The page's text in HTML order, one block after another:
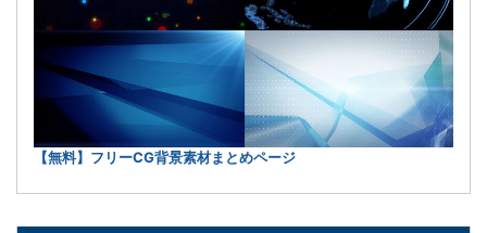
【無料】フリーCG背景素材まとめページ